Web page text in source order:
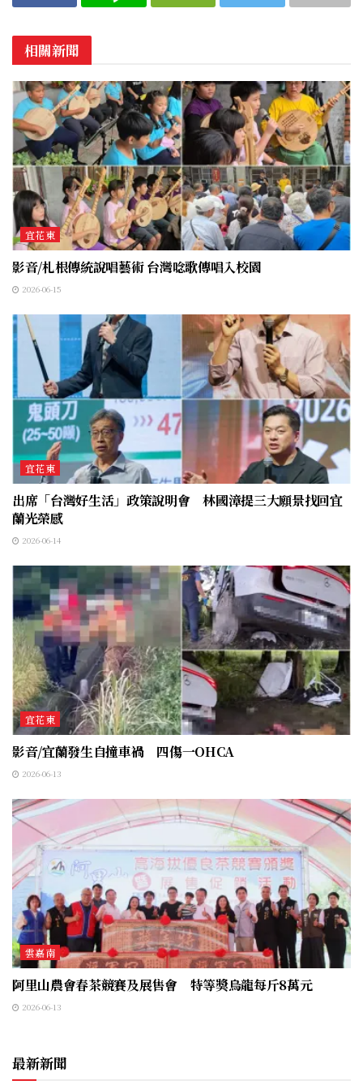
相關新聞
宜花東
影音/札根傳統說唱藝術 台灣唸歌傳唱入校園
2026-06-15
宜花東
出席「台灣好生活」政策說明會 林國漳提三大願景找回宜
蘭光榮感
2026-06-14
宜花東
影音/宜蘭發生自撞車禍 四傷一OHCA
2026-06-13
雲嘉南
阿里山農會春茶競賽及展售會 特等獎烏龍每斤8萬元
2026-06-13
最新新聞